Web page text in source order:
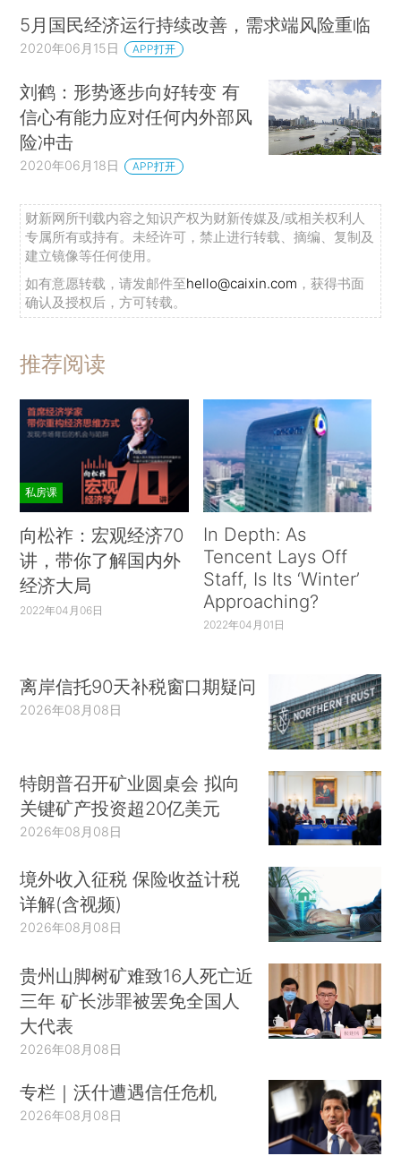
5月国民经济运行持续改善，需求端风险重临
2020年06月15日 APP打开
刘鹤：形势逐步向好转变 有
信心有能力应对任何内外部风
险冲击
2020年06月18日 APP打开
财新网所刊载内容之知识产权为财新传媒及/或相关权利人
专属所有或持有。未经许可，禁止进行转载、摘编、复制及
建立镜像等任何使用。
如有意愿转载，请发邮件至hello@caixin.com ，获得书面
确认及授权后，方可转载。
推荐阅读
私房课
向松祚：宏观经济70
讲，带你了解国内外
经济大局
2022年04月06日
In Depth: As
Tencent Lays Off
Staff, Is Its ‘Winter’
Approaching?
2022年04月01日
离岸信托90天补税窗口期疑问
2026年08月08日
特朗普召开矿业圆桌会 拟向
关键矿产投资超20亿美元
2026年08月08日
境外收入征税 保险收益计税
详解(含视频)
2026年08月08日
贵州山脚树矿难致16人死亡近
三年 矿长涉罪被罢免全国人
大代表
2026年08月08日
专栏｜沃什遭遇信任危机
2026年08月08日